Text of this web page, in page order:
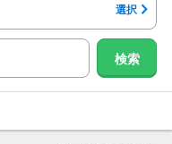
選択
検索